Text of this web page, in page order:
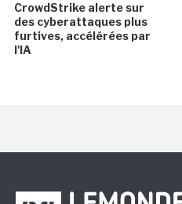
CrowdStrike alerte sur
des cyberattaques plus
furtives, accélérées par
l'IA